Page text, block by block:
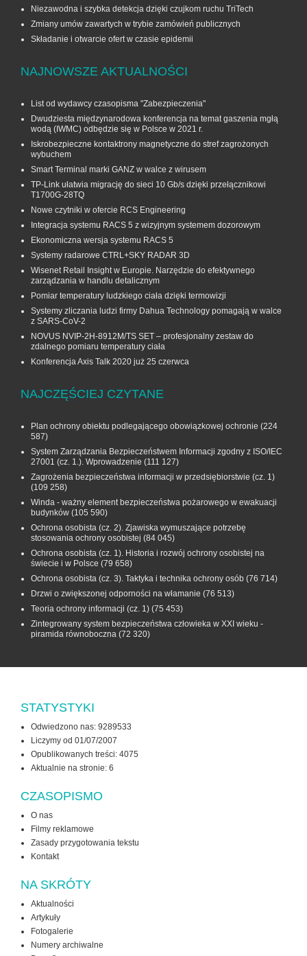
Niezawodna i szybka detekcja dzięki czujkom ruchu TriTech
Zmiany umów zawartych w trybie zamówień publicznych
Składanie i otwarcie ofert w czasie epidemii
NAJNOWSZE AKTUALNOŚCI
List od wydawcy czasopisma "Zabezpieczenia"
Dwudziesta międzynarodowa konferencja na temat gaszenia mgłą
wodą (IWMC) odbędzie się w Polsce w 2021 r.
Iskrobezpieczne kontaktrony magnetyczne do stref zagrożonych
wybuchem
Smart Terminal marki GANZ w walce z wirusem
TP-Link ułatwia migrację do sieci 10 Gb/s dzięki przełącznikowi
T1700G‑28TQ
Nowe czytniki w ofercie RCS Engineering
Integracja systemu RACS 5 z wizyjnym systemem dozorowym
Ekonomiczna wersja systemu RACS 5
Systemy radarowe CTRL+SKY RADAR 3D
Wisenet Retail Insight w Europie. Narzędzie do efektywnego
zarządzania w handlu detalicznym
Pomiar temperatury ludzkiego ciała dzięki termowizji
Systemy zliczania ludzi firmy Dahua Technology pomagają w walce
z SARS-CoV-2
NOVUS NVIP-2H-8912M/TS SET – profesjonalny zestaw do
zdalnego pomiaru temperatury ciała
Konferencja Axis Talk 2020 już 25 czerwca
NAJCZĘŚCIEJ CZYTANE
Plan ochrony obiektu podlegającego obowiązkowej ochronie (224
587)
System Zarządzania Bezpieczeństwem Informacji zgodny z ISO/IEC
27001 (cz. 1.). Wprowadzenie (111 127)
Zagrożenia bezpieczeństwa informacji w przedsiębiorstwie (cz. 1)
(109 258)
Winda - ważny element bezpieczeństwa pożarowego w ewakuacji
budynków (105 590)
Ochrona osobista (cz. 2). Zjawiska wymuszające potrzebę
stosowania ochrony osobistej (84 045)
Ochrona osobista (cz. 1). Historia i rozwój ochrony osobistej na
świecie i w Polsce (79 658)
Ochrona osobista (cz. 3). Taktyka i technika ochrony osób (76 714)
Drzwi o zwiększonej odporności na włamanie (76 513)
Teoria ochrony informacji (cz. 1) (75 453)
Zintegrowany system bezpieczeństwa człowieka w XXI wieku -
piramida równoboczna (72 320)
STATYSTYKI
Odwiedzono nas: 9289533
Liczymy od 01/07/2007
Opublikowanych treści: 4075
Aktualnie na stronie: 6
CZASOPISMO
O nas
Filmy reklamowe
Zasady przygotowania tekstu
Kontakt
NA SKRÓTY
Aktualności
Artykuły
Fotogalerie
Numery archiwalne